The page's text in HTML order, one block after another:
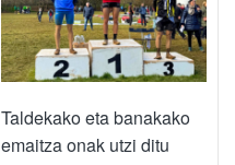
Taldekako eta banakako
emaitza onak utzi ditu